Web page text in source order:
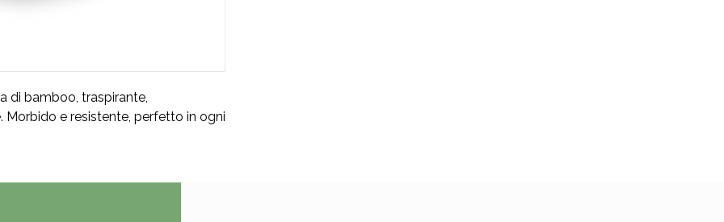
di bamboo, traspirante,
e resistente, perfetto in ogni